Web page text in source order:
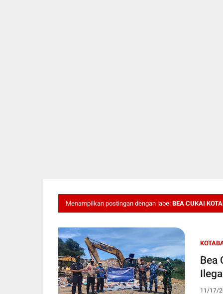
Menampilkan postingan dengan label BEA CUKAI
Bea
11/17/